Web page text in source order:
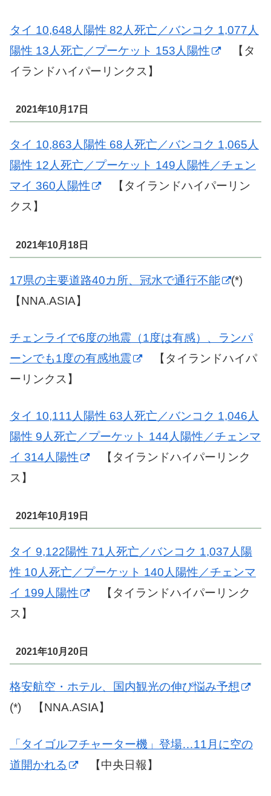
タイ 10,648人陽性 82人死亡／バンコク 1,077人
陽性 13人死亡／プーケット 153人陽性
【タ
イランドハイパーリンクス】
2021年10月17日
タイ 10,863人陽性 68人死亡／バンコク 1,065人
陽性 12人死亡／プーケット 149人陽性／チェン
マイ 360人陽性
【タイランドハイパーリン
クス】
2021年10月18日
17県の主要道路40カ所、冠水で通行不能
(*)
【NNA.ASIA】
チェンライで6度の地震（1度は有感）、ランパ
ーンでも1度の有感地震
【タイランドハイパ
ーリンクス】
タイ 10,111人陽性 63人死亡／バンコク 1,046人
陽性 9人死亡／プーケット 144人陽性／チェンマ
イ 314人陽性
【タイランドハイパーリンク
ス】
2021年10月19日
タイ 9,122陽性 71人死亡／バンコク 1,037人陽
性 10人死亡／プーケット 140人陽性／チェンマ
イ 199人陽性
【タイランドハイパーリンク
ス】
2021年10月20日
格安航空・ホテル、国内観光の伸び悩み予想
(*) 【NNA.ASIA】
「タイゴルフチャーター機」登場…11月に空の
道開かれる
【中央日報】